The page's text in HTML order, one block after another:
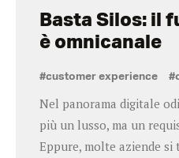
Basta Silos: il
è omnicanale
#customer experience
Nel panorama digitale
più un lusso, ma un
Eppure, molte aziende